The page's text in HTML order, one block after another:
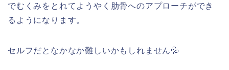
でむくみをとれてようやく肋骨へのアプローチができ
るようになります。
セルフだとなかなか難しいかもしれません💦